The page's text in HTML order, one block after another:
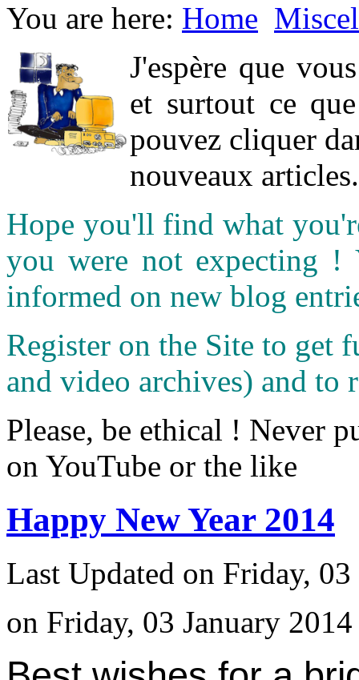
You are here: Home
J'espère que
et surtout ce
pouvez cliquer
nouveaux articles.
Hope you'll find what
you were not expecting !
informed on new blog
Register on the Site to get
and video archives) and to
Please, be ethical ! Never
on YouTube or the like
Happy New Year 2014
Last Updated on Friday,
on Friday, 03 January